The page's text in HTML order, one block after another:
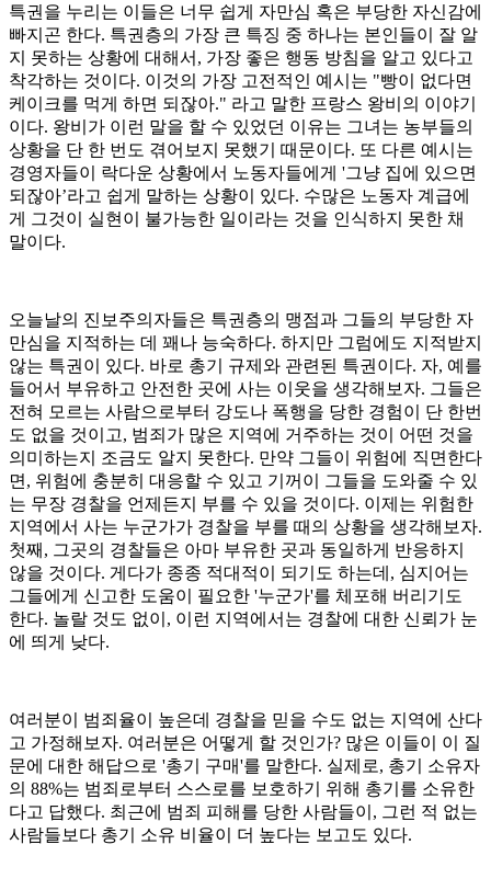
특권을 누리는 이들은 너무 쉽게 자만심 혹은 부당한 자신감에
빠지곤 한다. 특권층의 가장 큰 특징 중 하나는 본인들이 잘 알
지 못하는 상황에 대해서, 가장 좋은 행동 방침을 알고 있다고
착각하는 것이다. 이것의 가장 고전적인 예시는 "빵이 없다면
케이크를 먹게 하면 되잖아." 라고 말한 프랑스 왕비의 이야기
이다. 왕비가 이런 말을 할 수 있었던 이유는 그녀는 농부들의
상황을 단 한 번도 겪어보지 못했기 때문이다. 또 다른 예시는
경영자들이 락다운 상황에서 노동자들에게 '그냥 집에 있으면
되잖아’라고 쉽게 말하는 상황이 있다. 수많은 노동자 계급에
게 그것이 실현이 불가능한 일이라는 것을 인식하지 못한 채
말이다.
오늘날의 진보주의자들은 특권층의 맹점과 그들의 부당한 자
만심을 지적하는 데 꽤나 능숙하다. 하지만 그럼에도 지적받지
않는 특권이 있다. 바로 총기 규제와 관련된 특권이다. 자, 예를
들어서 부유하고 안전한 곳에 사는 이웃을 생각해보자. 그들은
전혀 모르는 사람으로부터 강도나 폭행을 당한 경험이 단 한번
도 없을 것이고, 범죄가 많은 지역에 거주하는 것이 어떤 것을
의미하는지 조금도 알지 못한다. 만약 그들이 위험에 직면한다
면, 위험에 충분히 대응할 수 있고 기꺼이 그들을 도와줄 수 있
는 무장 경찰을 언제든지 부를 수 있을 것이다. 이제는 위험한
지역에서 사는 누군가가 경찰을 부를 때의 상황을 생각해보자.
첫째, 그곳의 경찰들은 아마 부유한 곳과 동일하게 반응하지
않을 것이다. 게다가 종종 적대적이 되기도 하는데, 심지어는
그들에게 신고한 도움이 필요한 '누군가'를 체포해 버리기도
한다. 놀랄 것도 없이, 이런 지역에서는 경찰에 대한 신뢰가 눈
에 띄게 낮다.
여러분이 범죄율이 높은데 경찰을 믿을 수도 없는 지역에 산다
고 가정해보자. 여러분은 어떻게 할 것인가? 많은 이들이 이 질
문에 대한 해답으로 '총기 구매'를 말한다. 실제로, 총기 소유자
의 88%는 범죄로부터 스스로를 보호하기 위해 총기를 소유한
다고 답했다. 최근에 범죄 피해를 당한 사람들이, 그런 적 없는
사람들보다 총기 소유 비율이 더 높다는 보고도 있다.